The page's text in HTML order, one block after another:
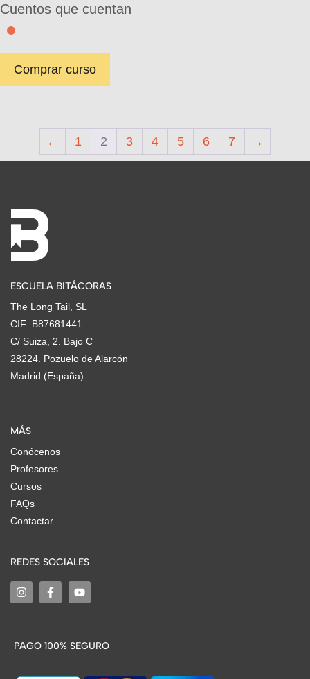
Cuentos que cuentan
Comprar curso
← 1 2 3 4 5 6 7 →
ESCUELA BITÁCORAS
The Long Tail, SL
CIF: B87681441
C/ Suiza, 2. Bajo C
28224. Pozuelo de Alarcón
Madrid (España)
MÁS
Conócenos
Profesores
Cursos
FAQs
Contactar
REDES SOCIALES
PAGO 100% SEGURO